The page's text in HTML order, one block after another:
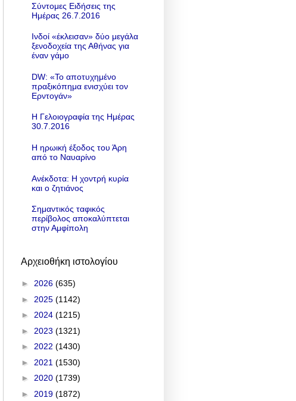
Σύντομες Ειδήσεις της
Ημέρας 26.7.2016
Ινδοί «έκλεισαν» δύο μεγάλα
ξενοδοχεία της Αθήνας για
έναν γάμο
DW: «To αποτυχημένο
πραξικόπημα ενισχύει τον
Ερντογάν»
Η Γελοιογραφία της Ημέρας
30.7.2016
Η ηρωική έξοδος του Άρη
από το Ναυαρίνο
Ανέκδοτα: Η χοντρή κυρία
και ο ζητιάνος
Σημαντικός ταφικός
περίβολος αποκαλύπτεται
στην Αμφίπολη
Αρχειοθήκη ιστολογίου
► 2026 (635)
► 2025 (1142)
► 2024 (1215)
► 2023 (1321)
► 2022 (1430)
► 2021 (1530)
► 2020 (1739)
► 2019 (1872)